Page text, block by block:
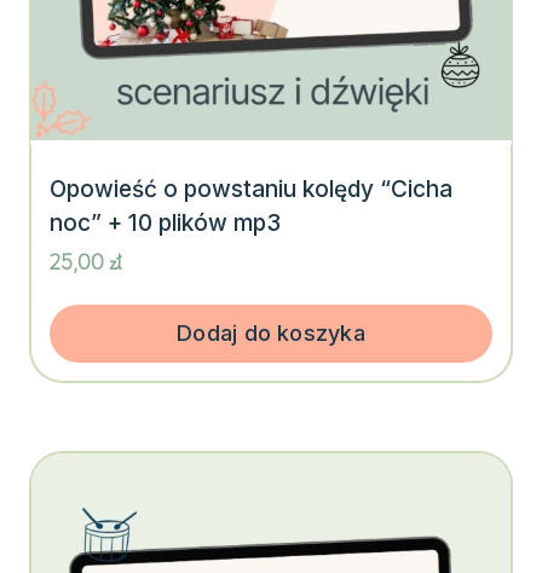
Opowieść o powstaniu kolędy “Cicha
noc” + 10 plików mp3
25,00zł
Dodaj do koszyka